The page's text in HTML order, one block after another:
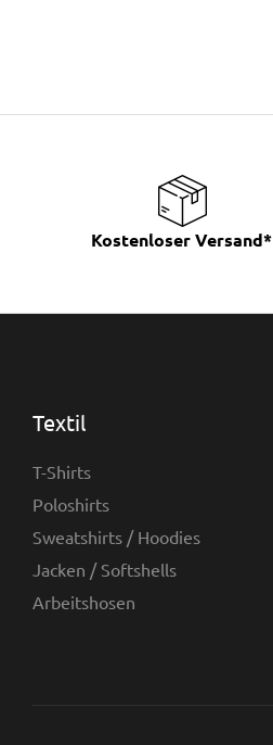
Kostenloser Versand*
Textil
T-Shirts
Poloshirts
Sweatshirts / Hoodies
Jacken / Softshells
Arbeitshosen